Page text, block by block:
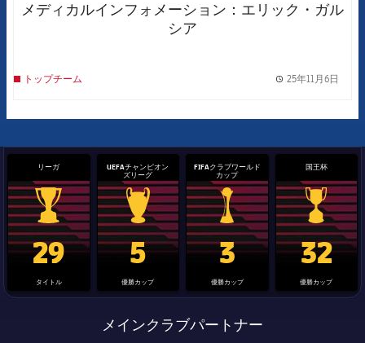
メディカルインフォメーション：エリック・ガル
シア
トップチーム 25年11月6日
リーガ
La Liga trophy
29
タイトル
UEFAチャンピオン
ズリーグ
Champions League trophy
5
優勝カップ
FIFAクラブワールド
カップ
label.aria.clubworldcup
3
優勝カップ
国王杯
国王杯
32
優勝カップ
メインクラブパートナー